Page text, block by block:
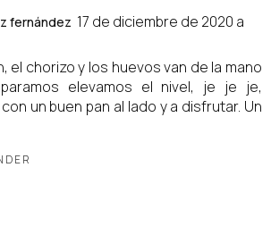
fernández 17 de diciembre de 2020 a
el chorizo y los huevos van de la mano
elevamos el nivel, je je je,
un buen pan al lado y a disfrutar. Un